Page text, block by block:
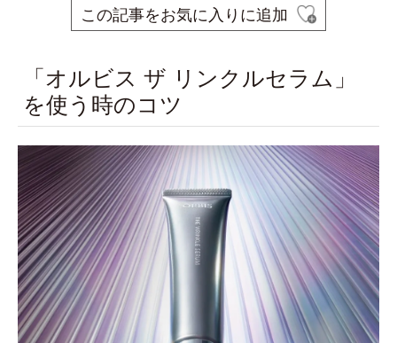
この記事をお気に入りに追加
「オルビス ザ リンクルセラム」
を使う時のコツ